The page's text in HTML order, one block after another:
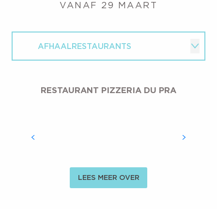
VANAF 29 MAART
AFHAALRESTAURANTS
RESTAURANT PIZZERIA DU PRA
LEES MEER OVER